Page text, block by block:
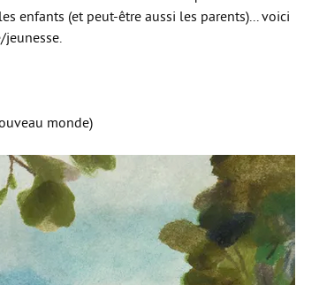
enfants (et peut-être aussi les parents)... voici
monde)